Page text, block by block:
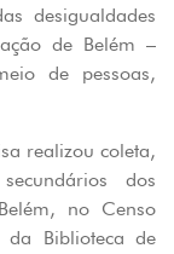
desigualdades
de Belém –
de pessoas,
realizou coleta,
dos
no Censo
Biblioteca de